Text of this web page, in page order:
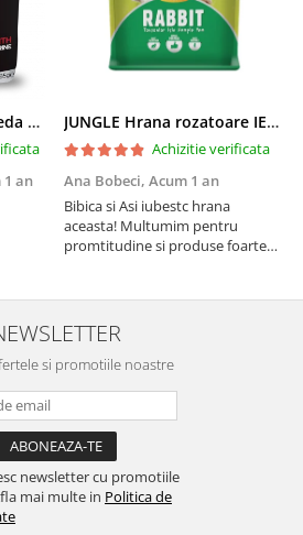
FELICIA Plic hrana umeda pentru pisici adulte, cu Miel, Set 12x85g
1 an
JUNGLE Hrana rozatoare IEPURI 500g
Achizitie verificata
Ana Bobeci, Acum 1 an
Bibica si Asi iubestc hrana
aceasta! Multumim pentru
promtitudine si produse foarte
si promotiile noastre
newsletter cu promotiile
mai multe in Politica de